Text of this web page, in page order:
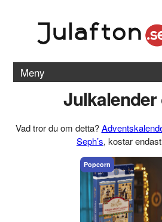
Meny
Vad tror du om detta?
Seph’s, kostar endast
Popcorn